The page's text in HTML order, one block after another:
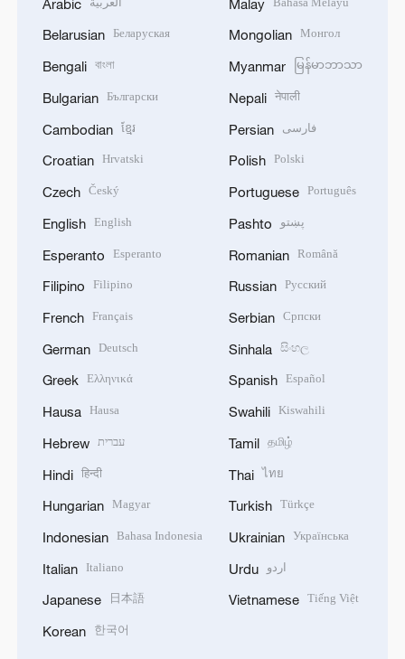
Arabic
Belarusian Беларуская
Bengali বাংলা
Bulgarian Български
Cambodian ខ្មែរ
Croatian Hrvatski
Czech Český
English English
Esperanto Esperanto
Filipino Filipino
French Français
German Deutsch
Greek Ελληνικά
Hausa Hausa
Hebrew עברית
Hindi हिन्दी
Hungarian Magyar
Indonesian Bahasa Indonesia
Italian Italiano
Japanese 日本語
Korean 한국어
Malay
Mongolian Монгол
Myanmar မြန်မာဘာသာ
Nepali नेपाली
Persian فارسی
Polish Polski
Portuguese Português
Pashto پښتو
Romanian Română
Russian Русский
Serbian Српски
Sinhala සිංහල
Spanish Español
Swahili Kiswahili
Tamil தமிழ்
Thai ไทย
Turkish Türkçe
Ukrainian Українська
Urdu اردو
Vietnamese Tiếng Việt